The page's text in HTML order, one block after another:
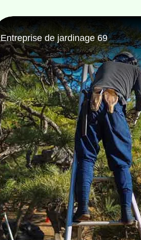
Jardinier taille de haie 69